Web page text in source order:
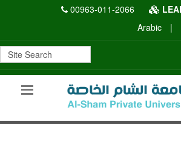
00963-011-2066
Arabic
|